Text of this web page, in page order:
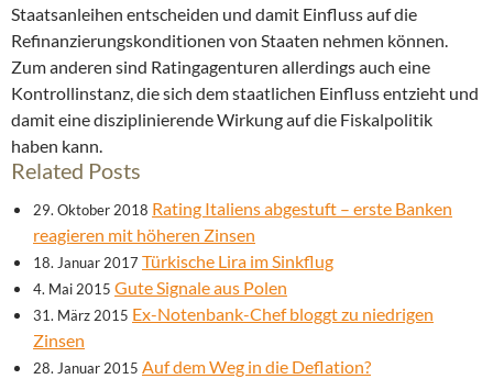
Staatsanleihen entscheiden und damit Einfluss auf die
Refinanzierungskonditionen von Staaten nehmen können.
Zum anderen sind Ratingagenturen allerdings auch eine
Kontrollinstanz, die sich dem staatlichen Einfluss entzieht und
damit eine disziplinierende Wirkung auf die Fiskalpolitik
haben kann.
Related Posts
29. Oktober 2018 Rating Italiens abgestuft – erste Banken
reagieren mit höheren Zinsen
18. Januar 2017 Türkische Lira im Sinkflug
4. Mai 2015 Gute Signale aus Polen
31. März 2015 Ex-Notenbank-Chef bloggt zu niedrigen
Zinsen
28. Januar 2015 Auf dem Weg in die Deflation?